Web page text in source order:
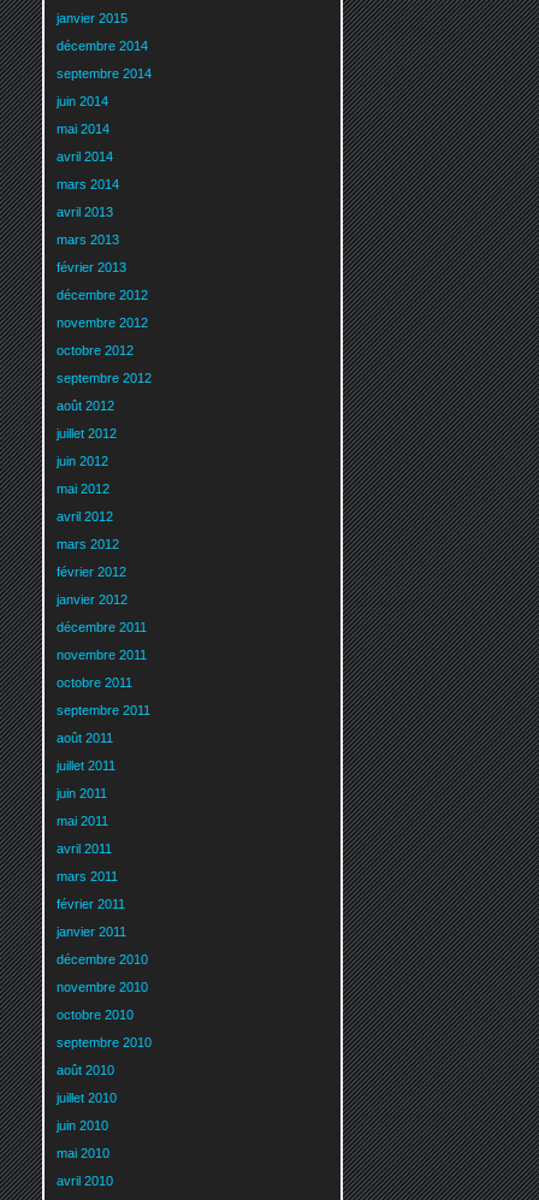
janvier 2015
décembre 2014
septembre 2014
juin 2014
mai 2014
avril 2014
mars 2014
avril 2013
mars 2013
février 2013
décembre 2012
novembre 2012
octobre 2012
septembre 2012
août 2012
juillet 2012
juin 2012
mai 2012
avril 2012
mars 2012
février 2012
janvier 2012
décembre 2011
novembre 2011
octobre 2011
septembre 2011
août 2011
juillet 2011
juin 2011
mai 2011
avril 2011
mars 2011
février 2011
janvier 2011
décembre 2010
novembre 2010
octobre 2010
septembre 2010
août 2010
juillet 2010
juin 2010
mai 2010
avril 2010